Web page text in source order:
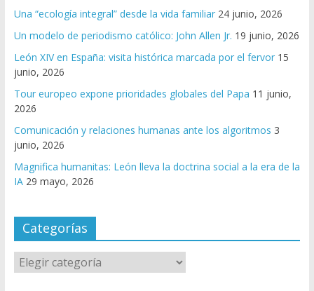
Una “ecología integral” desde la vida familiar 24 junio, 2026
Un modelo de periodismo católico: John Allen Jr. 19 junio, 2026
León XIV en España: visita histórica marcada por el fervor 15
junio, 2026
Tour europeo expone prioridades globales del Papa 11 junio,
2026
Comunicación y relaciones humanas ante los algoritmos 3
junio, 2026
Magnifica humanitas: León lleva la doctrina social a la era de la
IA 29 mayo, 2026
Categorías